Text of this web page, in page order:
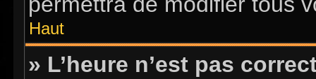
Haut
» L’heure n’est pas